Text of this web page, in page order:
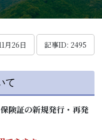
月26日 記事ID: 2495
て
険証の新規発行・再発